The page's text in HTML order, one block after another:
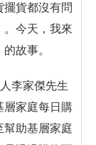
擺貨都沒有問
。今天，我來
故事。
李家傑先生
層家庭每日購
幫助基層家庭